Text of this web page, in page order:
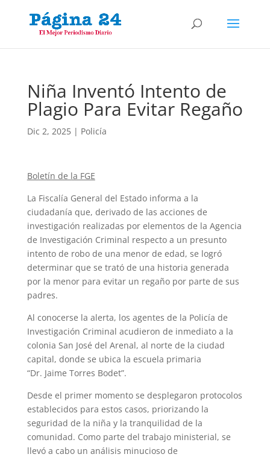
Niña Inventó Intento de
Plagio Para Evitar Regaño
Dic 2, 2025| Policía
Boletín de la FGE
La Fiscalía General del Estado informa a la
ciudadanía que, derivado de las acciones de
investigación realizadas por elementos de la Agencia
de Investigación Criminal respecto a un presunto
intento de robo de una menor de edad, se logró
determinar que se trató de una historia generada
por la menor para evitar un regaño por parte de sus
padres.
Al conocerse la alerta, los agentes de la Policía de
Investigación Criminal acudieron de inmediato a la
colonia San José del Arenal, al norte de la ciudad
capital, donde se ubica la escuela primaria
“Dr. Jaime Torres Bodet”.
Desde el primer momento se desplegaron protocolos
establecidos para estos casos, priorizando la
seguridad de la niña y la tranquilidad de la
comunidad. Como parte del trabajo ministerial, se
llevó a cabo un análisis minucioso de